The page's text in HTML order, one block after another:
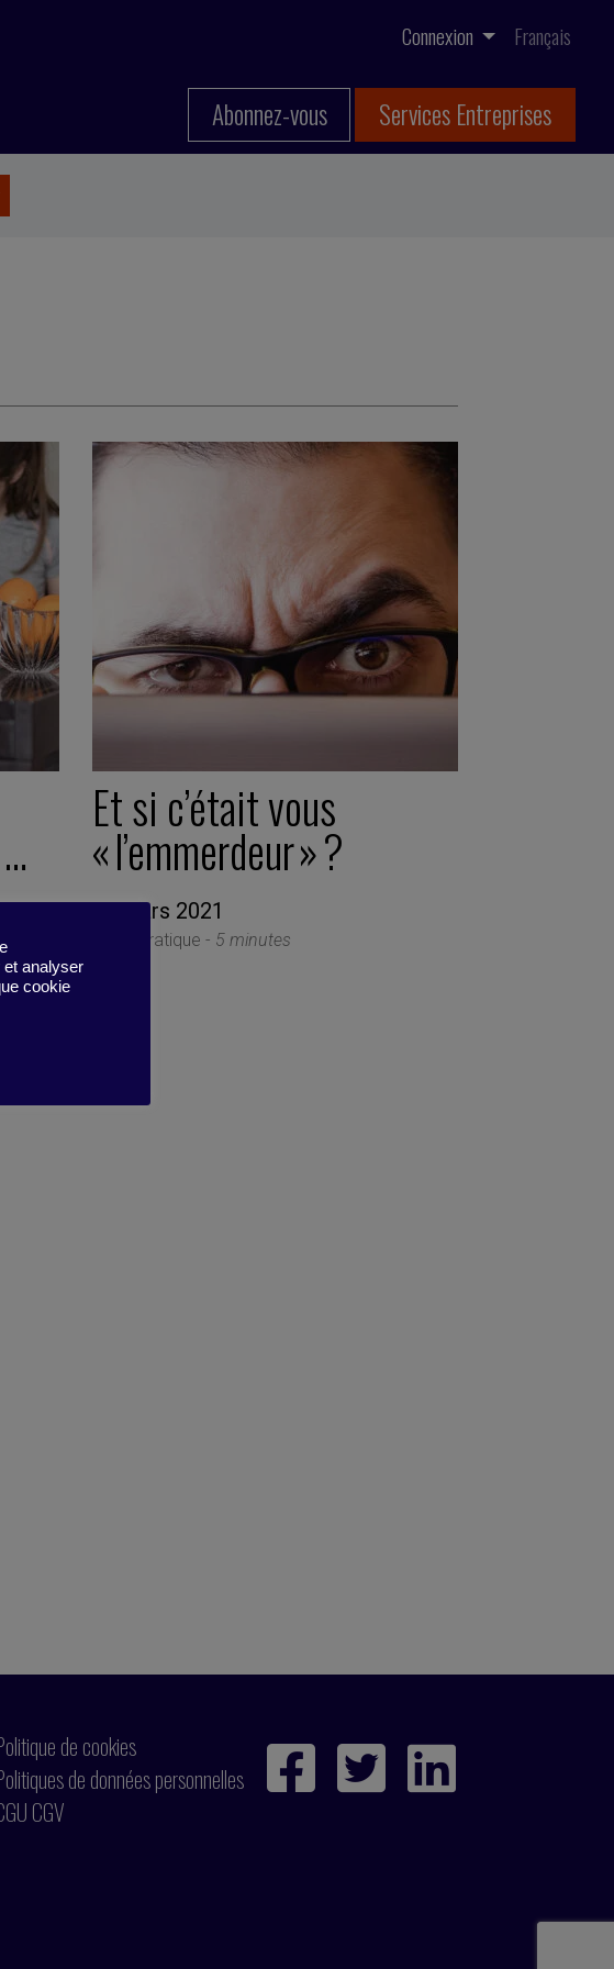
Connexion Français
Abonnez-vous Services Entreprises
Et si c’était vous
« l’emmerdeur » ?
29 mars 2021
Fiche pratique - 5 minutes
de cookies
de données personnelles
CGV
analyser
cookie